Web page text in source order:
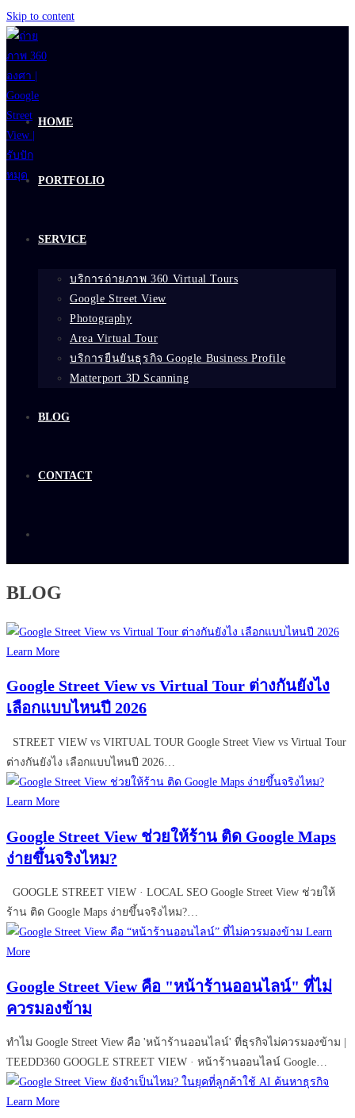
Skip to content
HOME
PORTFOLIO
SERVICE
บริการถ่ายภาพ 360 Virtual Tours
Google Street View
Photography
Area Virtual Tour
บริการยืนยันธุรกิจ Google Business Profile
Matterport 3D Scanning
BLOG
CONTACT
BLOG
Learn More
Google Street View vs Virtual Tour ต่างกันยังไง
เลือกแบบไหนปี 2026
STREET VIEW vs VIRTUAL TOUR Google Street View vs Virtual Tour
ต่างกันยังไง เลือกแบบไหนปี 2026…
Learn More
Google Street View ช่วยให้ร้าน ติด Google Maps
ง่ายขึ้นจริงไหม?
GOOGLE STREET VIEW · LOCAL SEO Google Street View ช่วยให้
ร้าน ติด Google Maps ง่ายขึ้นจริงไหม?…
Learn
More
Google Street View คือ "หน้าร้านออนไลน์" ที่ไม่
ควรมองข้าม
ทำไม Google Street View คือ 'หน้าร้านออนไลน์' ที่ธุรกิจไม่ควรมองข้าม |
TEEDD360 GOOGLE STREET VIEW · หน้าร้านออนไลน์ Google…
Learn More